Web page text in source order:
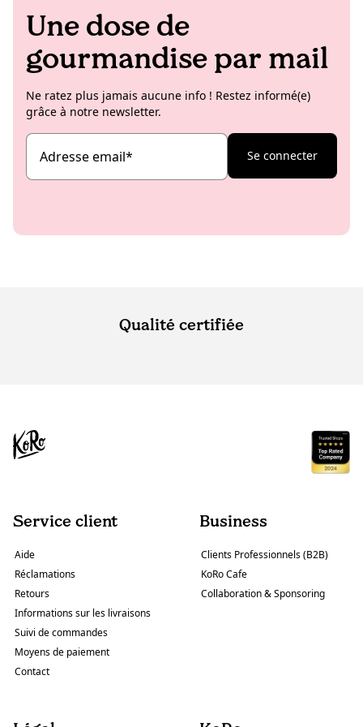
Une dose de
gourmandise par mail
Ne ratez plus jamais aucune info ! Restez informé(e)
grâce à notre newsletter.
Adresse email* Se connecter
Qualité certifiée
Service client
Aide
Réclamations
Retours
Informations sur les livraisons
Suivi de commandes
Moyens de paiement
Contact
Business
Clients Professionnels (B2B)
KoRo Cafe
Collaboration & Sponsoring